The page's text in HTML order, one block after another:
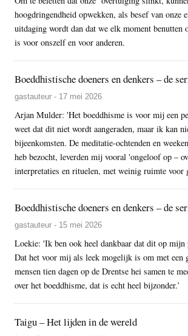
hoogdringendheid opwekken, als besef van onze
uitdaging wordt dan dat we elk moment benutten
is voor onszelf en voor anderen.
Boeddhistische doeners en denkers – de
gastauteur - 17 mei 2026
Arjan Mulder: 'Het boeddhisme is voor mij een
weet dat dit niet wordt aangeraden, maar ik kan
bijeenkomsten. De meditatie-ochtenden en
heb bezocht, leverden mij vooral 'ongeloof op –
interpretaties en rituelen, met weinig ruimte voor
Boeddhistische doeners en denkers – de
gastauteur - 15 mei 2026
Loekie: 'Ik ben ook heel dankbaar dat dit op mijn
Dat het voor mij als leek mogelijk is om met een
mensen tien dagen op de Drentse hei samen te
over het boeddhisme, dat is echt heel bijzonder.’
Taigu – Het lijden in de wereld